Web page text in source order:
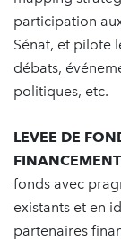
participation
Sénat, et pilote
débats,
politiques, etc.
LEVEE DE
fonds avec
existants et en
partenaires